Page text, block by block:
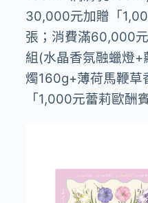
30,000元加贈「
張；消費滿60,000
組(⽔晶香氛融蠟燈
燭160g+薄荷⾺鞭草
「1,000元蕾莉歐酬